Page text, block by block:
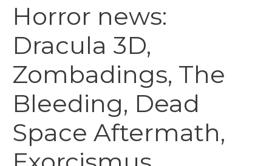
Horror news:
Dracula 3D,
Zombadings, The
Bleeding, Dead
Space Aftermath,